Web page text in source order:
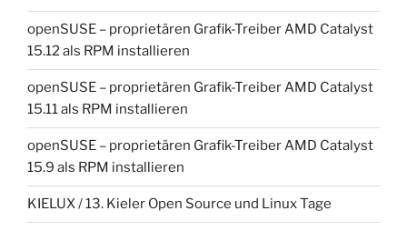
openSUSE – proprietären Grafik-Treiber AMD Catalyst
15.12 als RPM installieren
openSUSE – proprietären Grafik-Treiber AMD Catalyst
15.11 als RPM installieren
openSUSE – proprietären Grafik-Treiber AMD Catalyst
15.9 als RPM installieren
KIELUX / 13. Kieler Open Source und Linux Tage